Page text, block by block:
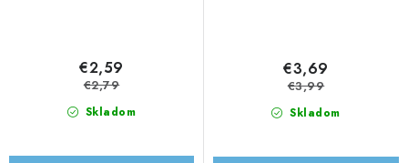
Skladom
€2,59
€2,79
Skladom
€3,69
€3,99